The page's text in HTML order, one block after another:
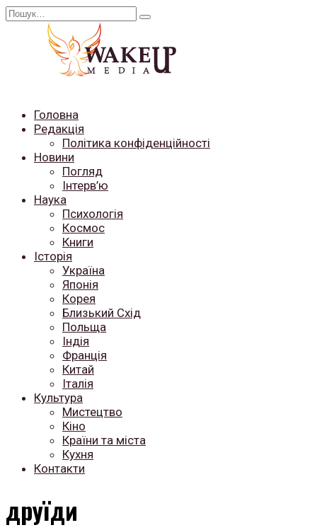
Перейти
Search
Головна
Редакція
Політика конфіденційності
Новини
Погляд
Інтерв’ю
Наука
Психологія
Космос
Книги
Історія
Україна
Японія
Корея
Близький Схід
Польща
Індія
Франція
Китай
Італія
Культура
Мистецтво
Кіно
Країни та міста
Кухня
Контакти
друїди